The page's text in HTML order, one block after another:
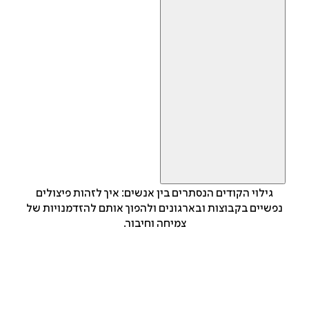
גילוי הקודים הנסתרים בין אנשים: איך לזהות פיצולים
נפשיים בקבוצות ובארגונים ולהפוך אותם להזדמנויות של
צמיחה וחיבור.